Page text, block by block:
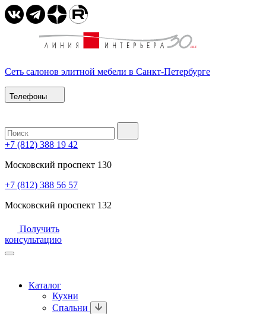
Сеть салонов элитной мебели в Санкт-Петербурге
Телефоны
+7 (812) 388 19 42
Московский проспект 130
+7 (812) 388 56 57
Московский проспект 132
Получить
консультацию
Каталог
Кухни
Спальни